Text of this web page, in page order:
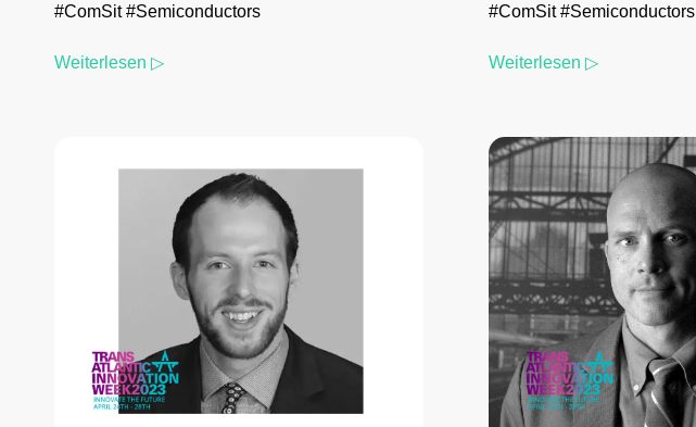
#ComSit #Semiconductors
Weiterlesen ▷
#ComSit #Semiconductors
Weiterlesen ▷